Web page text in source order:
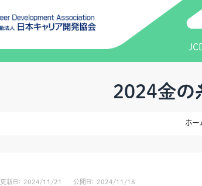
2024金の
ホー
更新日： 2024/11/21 公開日： 2024/11/18